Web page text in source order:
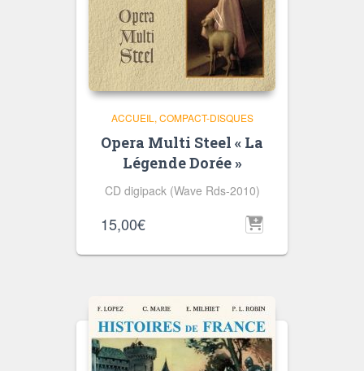
ACCUEIL COMPACT-DISQUES
Opera Multi Steel « La
Légende Dorée »
CD digipack (Wave Rds-2010)
15,00€